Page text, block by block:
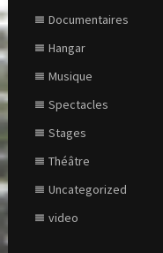
Documentaires
Hangar
Musique
Spectacles
Stages
Théâtre
Uncategorized
video